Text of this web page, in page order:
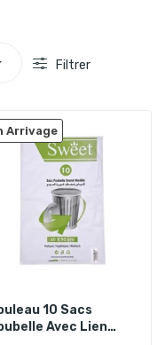
Filtrer
Arrivage
10 Sacs
Avec Lien